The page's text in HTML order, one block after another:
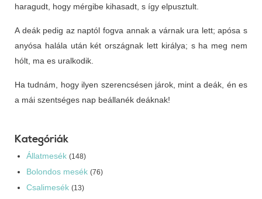
haragudt, hogy mérgibe kihasadt, s így elpusztult.
A deák pedig az naptól fogva annak a várnak ura lett; apósa s
anyósa halála után két országnak lett királya; s ha meg nem
hólt, ma es uralkodik.
Ha tudnám, hogy ilyen szerencsésen járok, mint a deák, én es
a mái szentséges nap beállanék deáknak!
Kategóriák
Állatmesék (148)
Bolondos mesék (76)
Csalimesék (13)